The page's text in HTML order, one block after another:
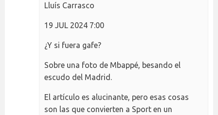
Lluís Carrasco
19 JUL 2024 7:00
¿Y si fuera gafe?
Sobre una foto de Mbappé, besando el
escudo del Madrid.
El artículo es alucinante, pero esas cosas
son las que convierten a Sport en un